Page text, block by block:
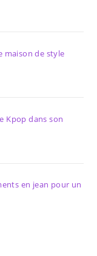
maison de style
Kpop dans son
en jean pour un